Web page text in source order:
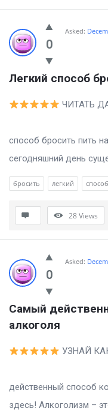
0
Asked:
Легкий способ
ЧИТАТЬ
Как
способ бросить пить
сегодняшний день
бросить легкий способ
28Views
0
Asked:
Самый
алкоголя
УЗНАЙ
Как
действенный способ
здесь! Алкоголизм –